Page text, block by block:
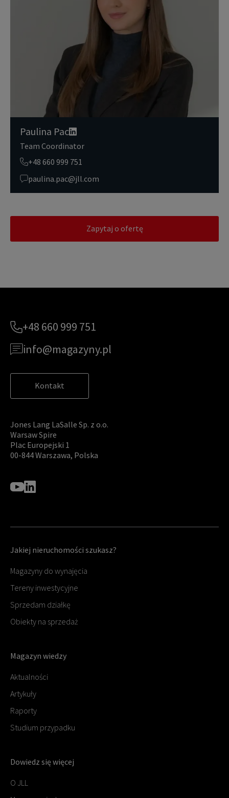
Dokładamy wszelkich starań, aby dane osobowe były bezpieczne,
zapewniamy odpowiedni poziom ich ochrony i przechowujemy je
tylko przez czas niezbędny do realizacji zapytania z uzasadnionyc
h powodów biznesowych lub prawnych. Następnie usuwamy je w s
posób bezpieczny i pewny. Aby uzyskać więcej informacji na temat
danych osobowych przetwarzanych przez JLL, prosimy zapoznać
zasadami ochrony prywatności.
Paulina Pac
Team Coordinator
+48 660 999 751
paulina.pac@jll.com
Zapytaj o ofertę
+48 660 999 751
info@magazyny.pl
Kontakt
Jones Lang LaSalle Sp. z o.o.
Warsaw Spire
Plac Europejski 1
00-844 Warszawa, Polska
Jakiej nieruchomości szukasz?
Magazyny do wynajęcia
Tereny inwestycyjne
Sprzedam działkę
Obiekty na sprzedaż
Magazyn wiedzy
Aktualności
Artykuły
Raporty
Studium przypadku
Dowiedz się więcej
O JLL